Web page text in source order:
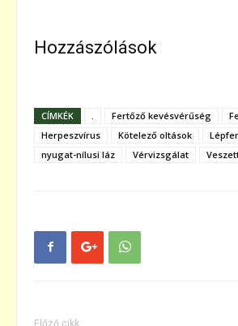
Hozzászólások
CÍMKÉK Fertőző kevésvérűség
Herpeszvírus
Kötelező oltások
nyugat-nílusi láz
Vérvizsgálat
Előző cikk